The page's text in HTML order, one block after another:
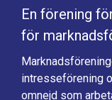
En förening
för
intresseförening
omnejd som